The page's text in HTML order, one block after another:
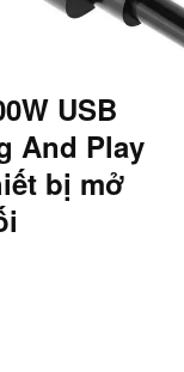
USB
And Play
bị mở